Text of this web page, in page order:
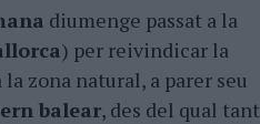
diumenge passat a la
) per reivindicar la
zona natural, a parer seu
balear, des del qual tant